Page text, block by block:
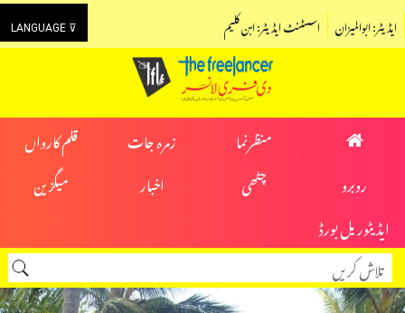
LANGUAGE ⊽ اسسٹنٹ ایڈیٹر: ابن کلیم ایڈیٹر: ابوالمیزان
منظرنما زمرہ جات
قلم کارواں
روبرو
چٹھی اخبار
میگزین
ایڈیٹوریل بورڈ